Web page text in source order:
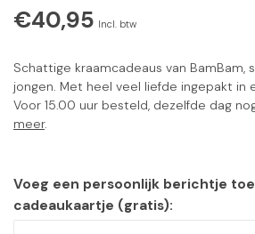
€40,95 Incl. btw
Schattige kraamcadeaus van BamBam,
jongen. Met heel veel liefde ingepakt in
Voor 15.00 uur besteld, dezelfde dag
meer.
Voeg een persoonlijk berichtje
cadeaukaartje (gratis):